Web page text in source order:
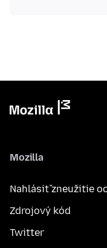
Mozilla
Nahlásiť zneužitie
Zdrojový kód
Twitter